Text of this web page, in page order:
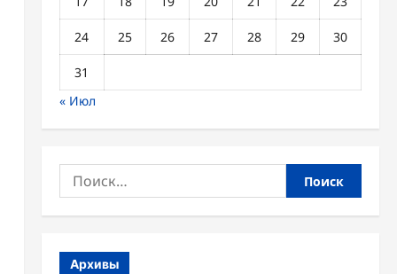
24 25 26 27 28 29 30
31
« Июл
Найти:
Архивы